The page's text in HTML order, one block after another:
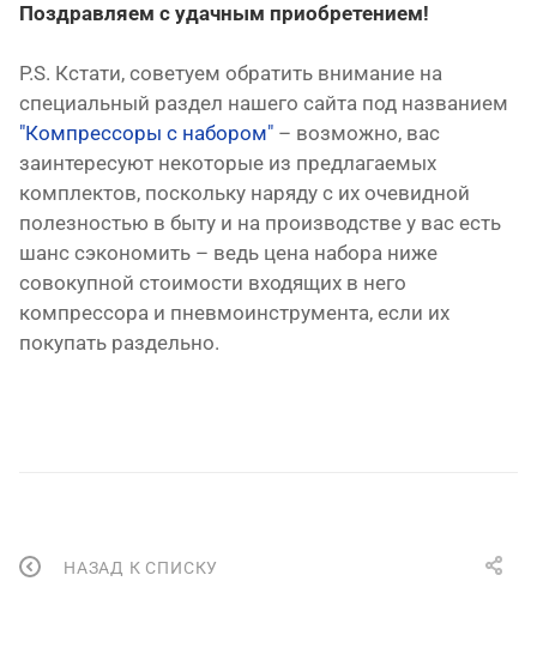
Поздравляем с удачным приобретением!
P.S. Кстати, советуем обратить внимание на
специальный раздел нашего сайта под названием
"Компрессоры с набором" – возможно, вас
заинтересуют некоторые из предлагаемых
комплектов, поскольку наряду с их очевидной
полезностью в быту и на производстве у вас есть
шанс сэкономить – ведь цена набора ниже
совокупной стоимости входящих в него
компрессора и пневмоинструмента, если их
покупать раздельно.
НАЗАД К СПИСКУ